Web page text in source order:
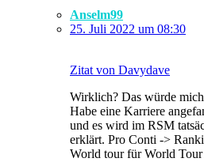
Anselm99
25. Juli 2022 um 08:30
Zitat von Davydave
Wirklich? Das würde
Habe eine Karriere
und es wird im RSM
erklärt. Pro Conti ->
World tour für World Tour